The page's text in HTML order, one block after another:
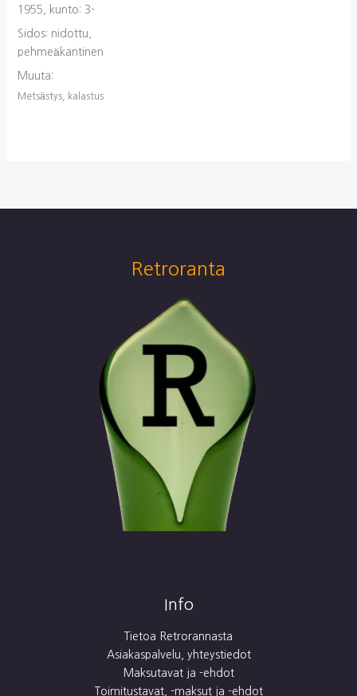
1955, kunto: 3-
Sidos: nidottu,
pehmeäkantinen
Muuta:
Metsästys, kalastus
Retroranta
Info
Tietoa Retrorannasta
Asiakaspalvelu, yhteystiedot
Maksutavat ja -ehdot
Toimitustavat, -maksut ja -ehdot